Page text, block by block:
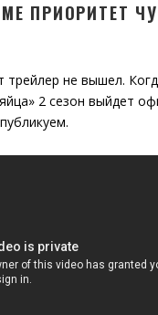
ПРИОРИТЕТ
не вышел.
2 сезон выйдет